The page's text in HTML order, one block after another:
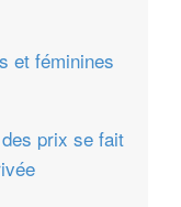
et féminines
prix se fait